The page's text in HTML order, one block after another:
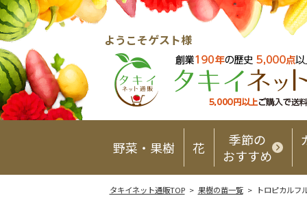
ようこそゲスト様
野菜・果樹 花
季節の
おすすめ
タキイネット通販TOP> 果樹の苗一覧> トロピカルフ